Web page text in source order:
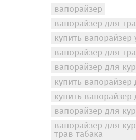
вапорайзер
вапорайзер для
купить вапорайзер
вапорайзер для
вапорайзер для
купить вапорайзер
купить
вапорайзер для
вапорайзер для
трав табака